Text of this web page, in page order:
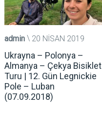
admin 20 NISAN 2019
Ukrayna – Polonya –
Almanya – Çekya Bisiklet
Turu | 12. Gün Legnickie
Pole – Luban
(07.09.2018)